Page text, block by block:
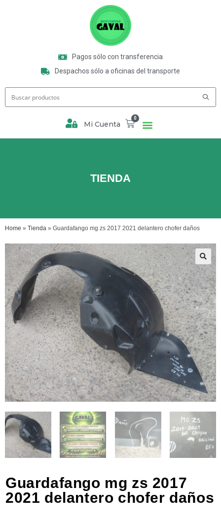
Pagos sólo con transferencia
Despachos sólo a oficinas del transporte
Mi Cuenta
0
TIENDA
Home » Tienda » Guardafango mg zs 2017 2021 delantero chofer daños
Guardafango mg zs 2017
2021 delantero chofer daños